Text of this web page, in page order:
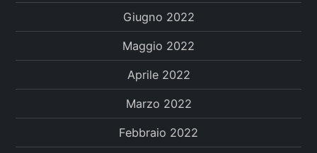
Giugno 2022
Maggio 2022
Aprile 2022
Marzo 2022
Febbraio 2022